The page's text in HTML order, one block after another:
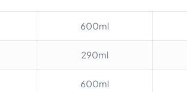
600ml
290ml
600ml